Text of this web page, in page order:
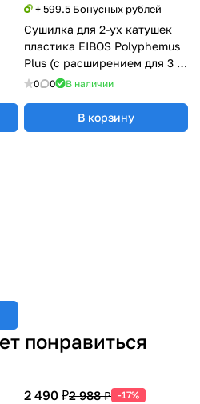
+ 599.5 Бонусных рублей
Сушилка для 2-ух катушек
пластика EIBOS Polyphemus
Plus (с расширением для 3 кг
катушки)
0 0 В наличии
В корзину
понравиться
2 490 ₽2 988 ₽ -17%